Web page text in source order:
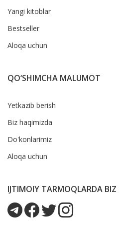
Yangi kitoblar
Bestseller
Aloqa uchun
QO‘SHIMCHA MALUMOT
Yetkazib berish
Biz haqimizda
Do'konlarimiz
Aloqa uchun
IJTIMOIY TARMOQLARDA BIZ